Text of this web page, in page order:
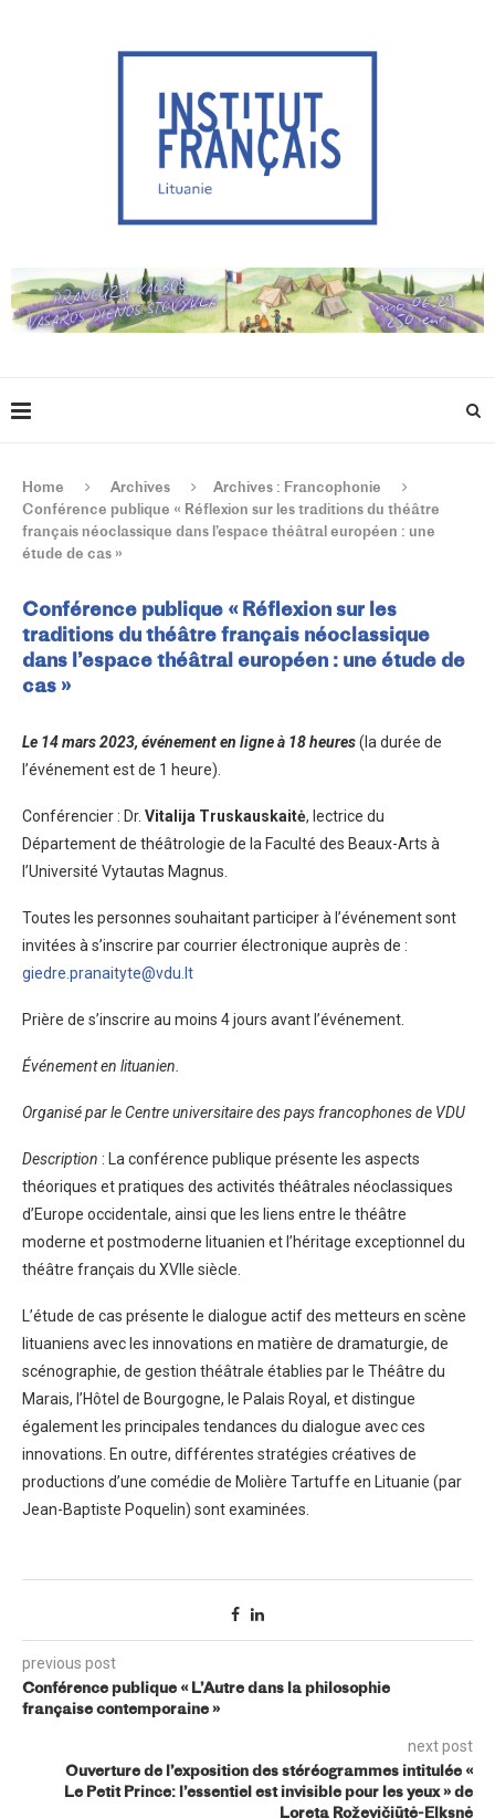
Home Archives
Archives : Francophonie
Conférence publique « Réflexion sur les traditions du théâtre
français néoclassique dans l’espace théâtral européen : une
étude de cas »
Conférence publique « Réflexion sur les
traditions du théâtre français néoclassique
dans l’espace théâtral européen : une étude de
cas »
Le 14 mars 2023, événement en ligne à 18 heures(la durée de
l’événement est de 1 heure).
Conférencier : Dr. Vitalija Truskauskaitė, lectrice du
Département de théâtrologie de la Faculté des Beaux-Arts à
l’Université Vytautas Magnus.
Toutes les personnes souhaitant participer à l’événement sont
invitées à s’inscrire par courrier électronique auprès de :
giedre.pranaityte@vdu.lt
Prière de s’inscrire au moins 4 jours avant l’événement.
Événement en lituanien.
Organisé par le Centre universitaire des pays francophones de VDU
Description : La conférence publique présente les aspects
théoriques et pratiques des activités théâtrales néoclassiques
d’Europe occidentale, ainsi que les liens entre le théâtre
moderne et postmoderne lituanien et l’héritage exceptionnel du
théâtre français du XVIIe siècle.
L’étude de cas présente le dialogue actif des metteurs en scène
lituaniens avec les innovations en matière de dramaturgie, de
scénographie, de gestion théâtrale établies par le Théâtre du
Marais, l’Hôtel de Bourgogne, le Palais Royal, et distingue
également les principales tendances du dialogue avec ces
innovations. En outre, différentes stratégies créatives de
productions d’une comédie de Molière Tartuffe en Lituanie (par
Jean-Baptiste Poquelin) sont examinées.
previous post
Conférence publique « L’Autre dans la philosophie
française contemporaine »
next post
Ouverture de l’exposition des stéréogrammes intitulée «
Le Petit Prince: l’essentiel est invisible pour les yeux » de
Loreta Roževičiūtė-Elksnė